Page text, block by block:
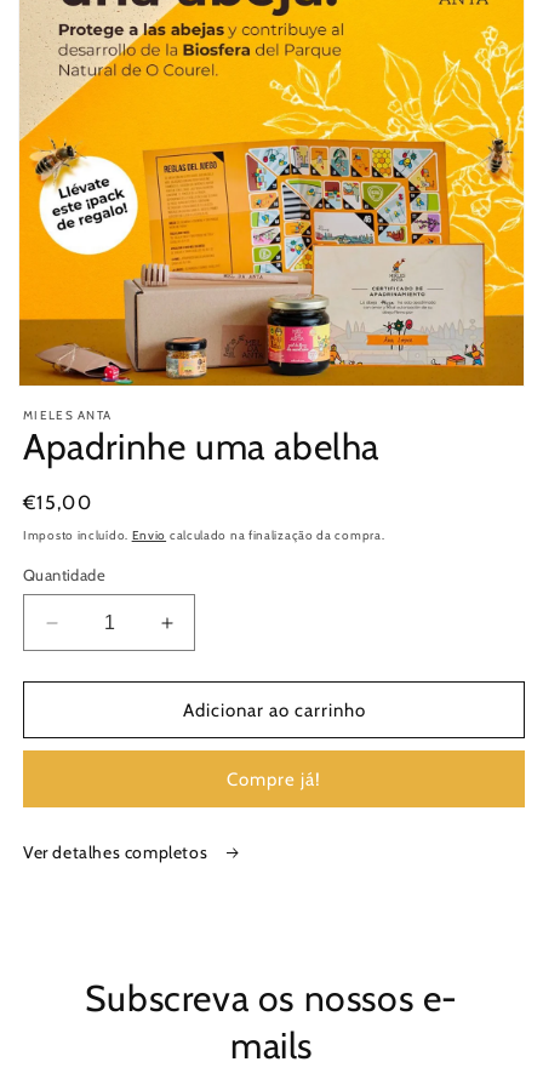
conteúdo
multimédia
1
MIELES ANTA
Apadrinhe uma abelha
Preço
normal
€15,00
Imposto incluído. Envio calculado na finalização da compra.
Quantidade
Diminuir
a
quantidade
Apadrinhe
Aumentar
a
quantidade
de
Apadrinhe
abelha
Adicionar ao carrinho
Compre já!
Ver detalhes completos
Subscreva os nossos e-
mails